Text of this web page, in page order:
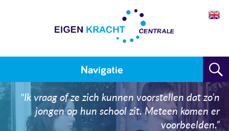
Navigatie
Home
Plan maken
"Ik vraag of ze zich kunnen voorstellen dat zo’n
jongen op hun school zit. Meteen komen er
voorbeelden.”